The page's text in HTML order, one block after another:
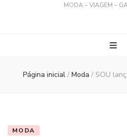
MODA – VIAGEM –
Página inicial / Moda / SOU
MODA